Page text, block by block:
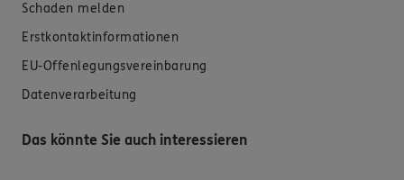
Schaden melden
Erstkontaktinformationen
EU-Offenlegungsvereinbarung
Datenverarbeitung
Das könnte Sie auch interessieren